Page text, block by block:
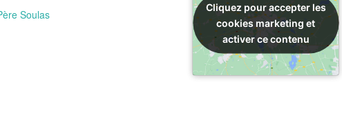
Soulas
Cliquez pour accepter les
cookies marketing et
activer ce contenu
Cliquez pour accepter les
cookies marketing et
activer ce contenu